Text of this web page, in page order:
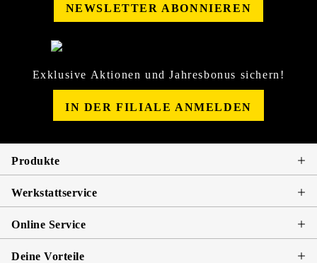
NEWSLETTER ABONNIEREN
Exklusive Aktionen und Jahresbonus sichern!
IN DER FILIALE ANMELDEN
Produkte
Werkstattservice
Online Service
Deine Vorteile